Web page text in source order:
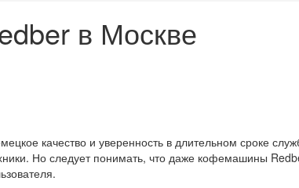
в Москве
качество и уверенность в длительном сроке
Но следует понимать, что даже кофемашины